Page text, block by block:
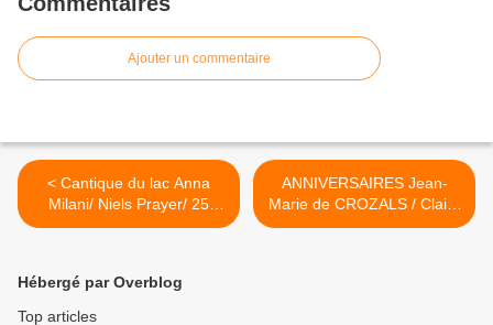
Ajouter un commentaire
< Cantique du lac Anna
Milani/ Niels Prayer/ 25
mars
ANNIVERSAIRES Jean-
Marie de CROZALS / Claire
MENGUY 31 mars >
Hébergé par Overblog
Top articles